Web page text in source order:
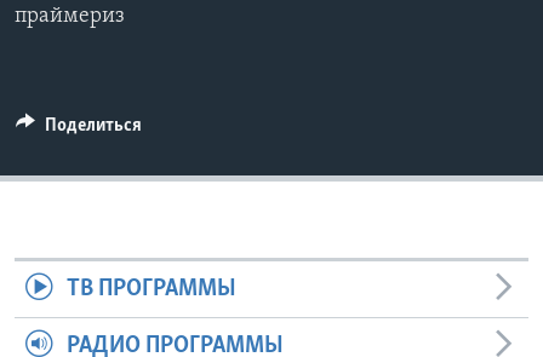
праймериз
Поделиться
ТВ ПРОГРАММЫ
РАДИО ПРОГРАММЫ